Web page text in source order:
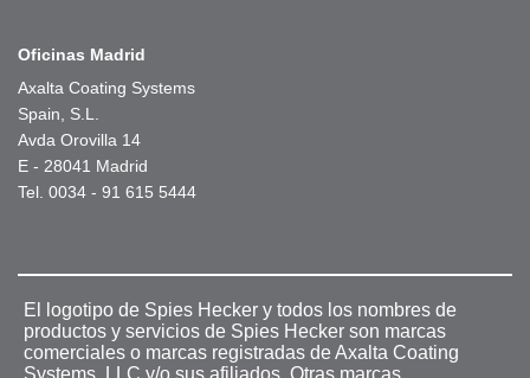
Oficinas Madrid
Axalta Coating Systems
Spain, S.L.
Avda Orovilla 14
E - 28041 Madrid
Tel. 0034 - 91 615 5444
El logotipo de Spies Hecker y todos los nombres de
productos y servicios de Spies Hecker son marcas
comerciales o marcas registradas de Axalta Coating
Systems, LLC y/o sus afiliados. Otras marcas